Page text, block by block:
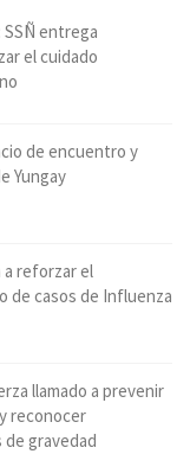
entrega
el cuidado
de encuentro y
Yungay
a reforzar el
de casos de Influenza
llamado a prevenir
reconocer
gravedad